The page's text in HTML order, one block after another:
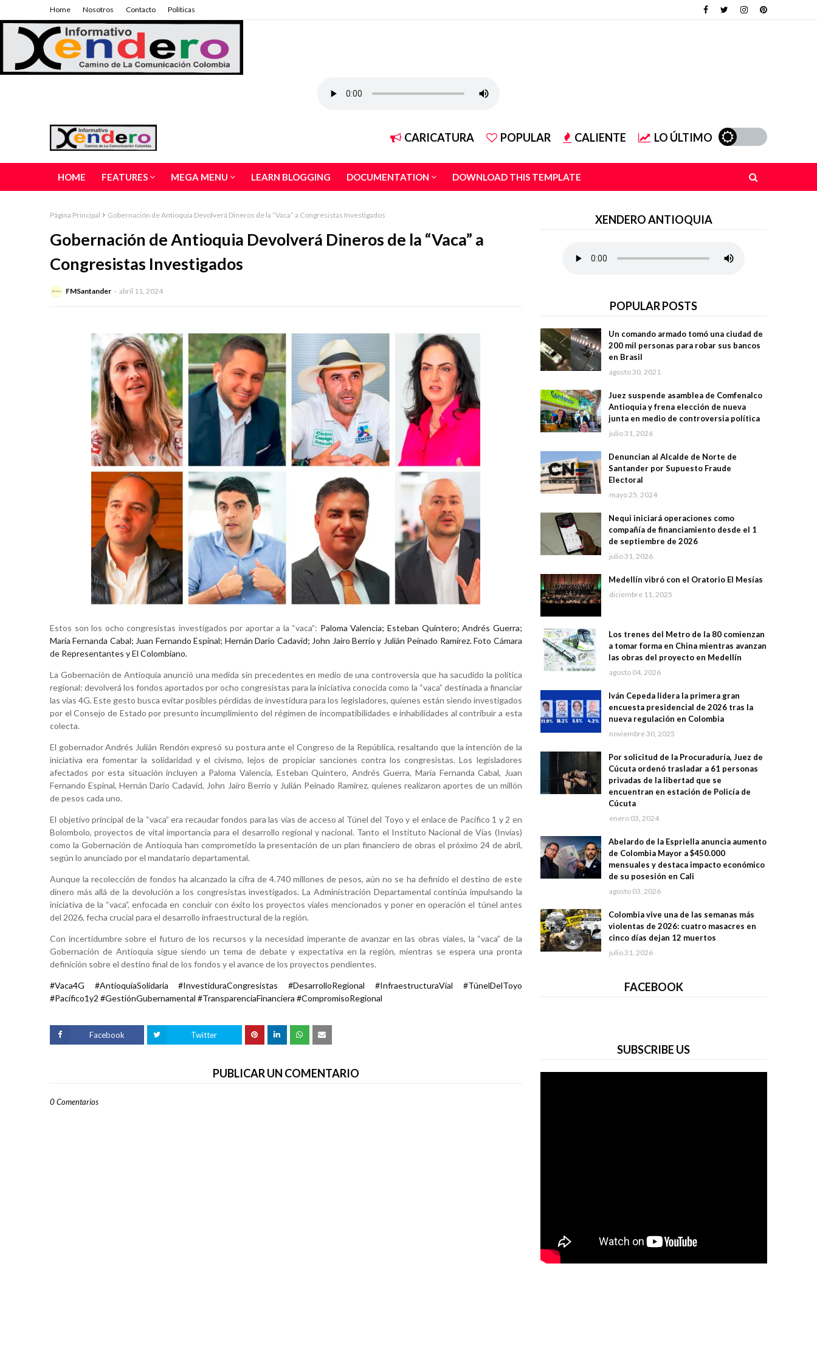
Home Nosotros Contacto Políticas
CARICATURA POPULAR CALIENTE LO ÚLTIMO
HOME FEATURES MEGA MENU LEARN BLOGGING DOCUMENTATION DOWNLOAD THIS TEMPLATE
Página Principal Gobernación de Antioquia Devolverá Dineros de la “Vaca” a Congresistas Investigados
Gobernación de Antioquia Devolverá Dineros de la “Vaca” a
Congresistas Investigados
FMSantander abril 11, 2024
Estos son los ocho congresistas investigados por aportar a la “vaca”: Paloma Valencia; Esteban Quintero; Andrés Guerra;
María Fernanda Cabal; Juan Fernando Espinal; Hernán Darío Cadavid; John Jairo Berrio y Julián Peinado Ramírez. Foto Cámara
de Representantes y El Colombiano.
La Gobernación de Antioquia anunció una medida sin precedentes en medio de una controversia que ha sacudido la política
regional: devolverá los fondos aportados por ocho congresistas para la iniciativa conocida como la “vaca” destinada a financiar
las vías 4G. Este gesto busca evitar posibles pérdidas de investidura para los legisladores, quienes están siendo investigados
por el Consejo de Estado por presunto incumplimiento del régimen de incompatibilidades e inhabilidades al contribuir a esta
colecta.
El gobernador Andrés Julián Rendón expresó su postura ante el Congreso de la República, resaltando que la intención de la
iniciativa era fomentar la solidaridad y el civismo, lejos de propiciar sanciones contra los congresistas. Los legisladores
afectados por esta situación incluyen a Paloma Valencia, Esteban Quintero, Andrés Guerra, María Fernanda Cabal, Juan
Fernando Espinal, Hernán Darío Cadavid, John Jairo Berrio y Julián Peinado Ramírez, quienes realizaron aportes de un millón
de pesos cada uno.
El objetivo principal de la “vaca” era recaudar fondos para las vías de acceso al Túnel del Toyo y el enlace de Pacífico 1 y 2 en
Bolombolo, proyectos de vital importancia para el desarrollo regional y nacional. Tanto el Instituto Nacional de Vías (Invías)
como la Gobernación de Antioquia han comprometido la presentación de un plan financiero de obras el próximo 24 de abril,
según lo anunciado por el mandatario departamental.
Aunque la recolección de fondos ha alcanzado la cifra de 4.740 millones de pesos, aún no se ha definido el destino de este
dinero más allá de la devolución a los congresistas investigados. La Administración Departamental continúa impulsando la
iniciativa de la “vaca”, enfocada en concluir con éxito los proyectos viales mencionados y poner en operación el túnel antes
del 2026, fecha crucial para el desarrollo infraestructural de la región.
Con incertidumbre sobre el futuro de los recursos y la necesidad imperante de avanzar en las obras viales, la “vaca” de la
Gobernación de Antioquia sigue siendo un tema de debate y expectativa en la región, mientras se espera una pronta
definición sobre el destino final de los fondos y el avance de los proyectos pendientes.
#Vaca4G #AntioquiaSolidaria #InvestiduraCongresistas #DesarrolloRegional #InfraestructuraVial #TúnelDelToyo
#Pacífico1y2 #GestiónGubernamental #TransparenciaFinanciera #CompromisoRegional
Facebook Twitter
PUBLICAR UN COMENTARIO
0 Comentarios
XENDERO ANTIOQUIA
POPULAR POSTS
Un comando armado tomó una ciudad de
200 mil personas para robar sus bancos
en Brasil
agosto 30, 2021
Juez suspende asamblea de Comfenalco
Antioquia y frena elección de nueva
junta en medio de controversia política
julio 31, 2026
Denuncian al Alcalde de Norte de
Santander por Supuesto Fraude
Electoral
mayo 25, 2024
Nequi iniciará operaciones como
compañía de financiamiento desde el 1
de septiembre de 2026
julio 31, 2026
Medellín vibró con el Oratorio El Mesías
diciembre 11, 2025
Los trenes del Metro de la 80 comienzan
a tomar forma en China mientras avanzan
las obras del proyecto en Medellín
agosto 04, 2026
Iván Cepeda lidera la primera gran
encuesta presidencial de 2026 tras la
nueva regulación en Colombia
noviembre 30, 2025
Por solicitud de la Procuraduría, Juez de
Cúcuta ordenó trasladar a 61 personas
privadas de la libertad que se
encuentran en estación de Policía de
Cúcuta
enero 03, 2024
Abelardo de la Espriella anuncia aumento
de Colombia Mayor a $450.000
mensuales y destaca impacto económico
de su posesión en Cali
agosto 03, 2026
Colombia vive una de las semanas más
violentas de 2026: cuatro masacres en
cinco días dejan 12 muertos
julio 31, 2026
FACEBOOK
SUBSCRIBE US